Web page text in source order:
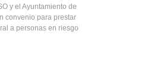
y el Ayuntamiento de
convenio para prestar
a personas en riesgo